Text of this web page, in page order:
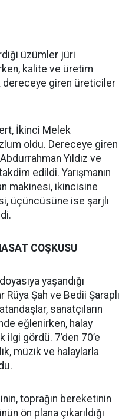
üzümler jüri
kalite ve üretim
giren üreticiler
İkinci Melek
oldu. Dereceye giren
Yıldız ve
edildi. Yarışmanın
makinesi, ikincisine
üçüncüsüne ise şarjlı
COŞKUSU
yaşandığı
Şah ve Bedii Şaraplı
sanatçıların
eğlenirken, halay
gördü. 7’den 70’e
müzik ve halaylarla
toprağın bereketinin
ön plana çıkarıldığı